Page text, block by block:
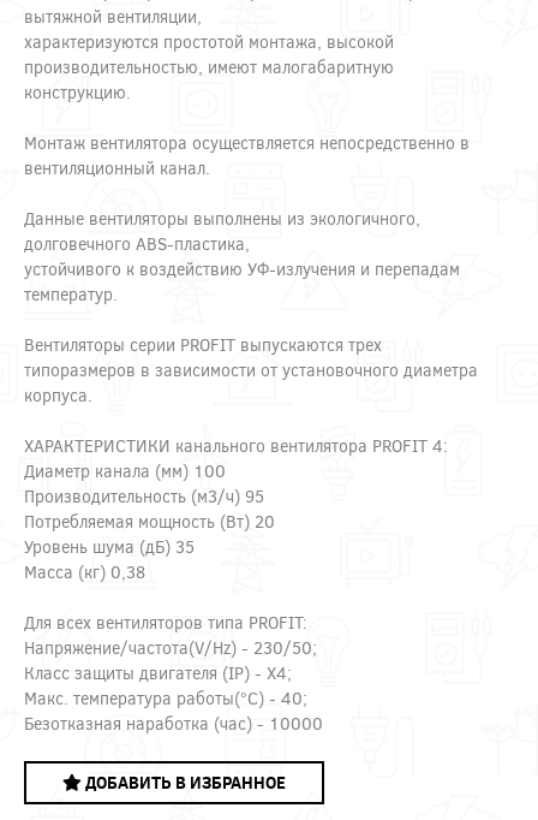
вытяжной вентиляции,
характеризуются простотой монтажа, высокой
производительностью, имеют малогабаритную
конструкцию.
Монтаж вентилятора осуществляется непосредственно в
вентиляционный канал.
Данные вентиляторы выполнены из экологичного,
долговечного ABS-пластика,
устойчивого к воздействию УФ-излучения и перепадам
температур.
Вентиляторы серии PROFIT выпускаются трех
типоразмеров в зависимости от установочного диаметра
корпуса.
ХАРАКТЕРИСТИКИ канального вентилятора PROFIT 4:
Диаметр канала (мм) 100
Производительность (м3/ч) 95
Потребляемая мощность (Вт) 20
Уровень шума (дБ) 35
Масса (кг) 0,38
Для всех вентиляторов типа PROFIT:
Напряжение/частота(V/Hz) - 230/50;
Класс защиты двигателя (IP) - X4;
Макс. температура работы(°С) - 40;
Безотказная наработка (час) - 10000
ДОБАВИТЬ В ИЗБРАННОЕ